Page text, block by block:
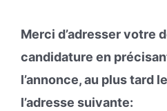
Merci d’adresser votre
candidature en
l’annonce, au plus tard le
l’adresse suivante: